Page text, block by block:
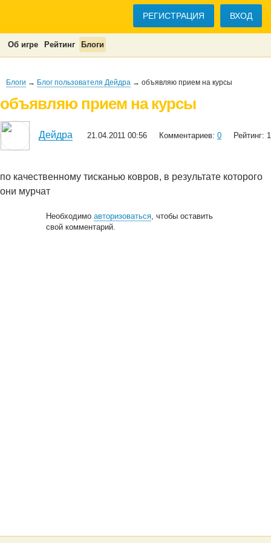
РЕГИСТРАЦИЯ ВХОД
Об игре Рейтинг Блоги
Блоги → Блог пользователя Дейдра → объявляю прием на курсы
объявляю прием на курсы
Дейдра 21.04.2011 00:56 Комментариев: 0 Рейтинг: 1
по качественному тисканью ковров, в результате которого
они мурчат
Необходимоавторизоваться, чтобы оставить
свой комментарий.